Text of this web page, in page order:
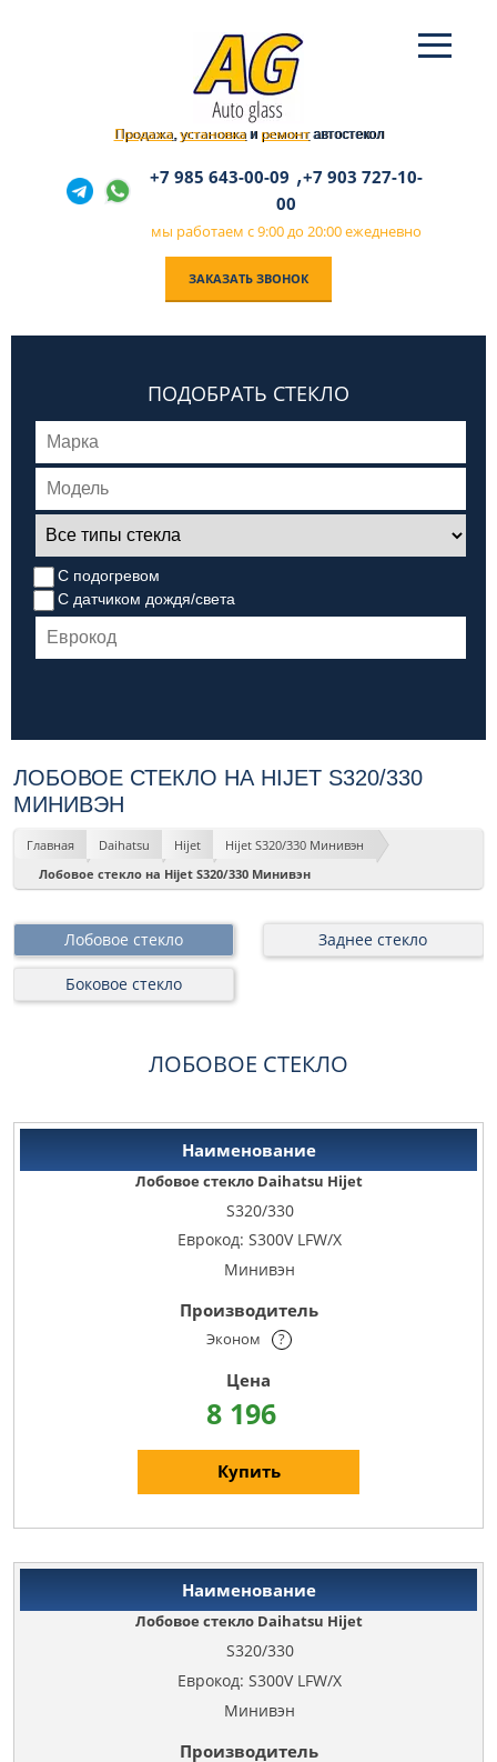
Продажа,установкаи ремонтавтостекол
+7 985 643-00-09 ,+7 903 727-10-
00
мы работаем с 9:00 до 20:00 ежедневно
ЗАКАЗАТЬ ЗВОНОК
ПОДОБРАТЬ СТЕКЛО
С подогревом
С датчиком дождя/света
ЛОБОВОЕ СТЕКЛО НА HIJET S320/330
МИНИВЭН
Главная Daihatsu Hijet
Hijet S320/330 Минивэн
Лобовое стекло на Hijet S320/330 Минивэн
Лобовое стекло Заднее стекло
Боковое стекло
ЛОБОВОЕ СТЕКЛО
Лобовое стекло Daihatsu Hijet
S320/330
Еврокод: S300V LFW/X
Минивэн
Эконом ?
8 196
Купить
Лобовое стекло Daihatsu Hijet
S320/330
Еврокод: S300V LFW/X
Минивэн